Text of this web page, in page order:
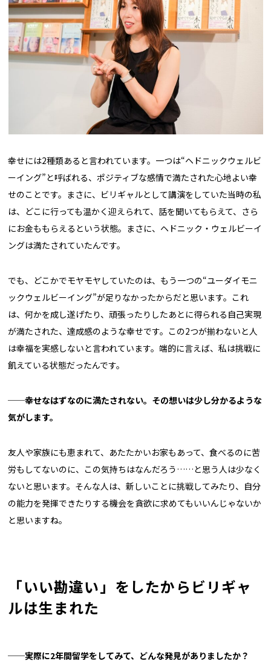
幸せには2種類あると言われています。一つは“ヘドニックウェルビ
ーイング”と呼ばれる、ポジティブな感情で満たされた心地よい幸
せのことです。まさに、ビリギャルとして講演をしていた当時の私
は、どこに行っても温かく迎えられて、話を聞いてもらえて、さら
にお金ももらえるという状態。まさに、ヘドニック・ウェルビーイ
ングは満たされていたんです。
でも、どこかでモヤモヤしていたのは、もう一つの“ユーダイモニ
ックウェルビーイング”が足りなかったからだと思います。これ
は、何かを成し遂げたり、頑張ったりしたあとに得られる自己実現
が満たされた、達成感のような幸せです。この2つが揃わないと人
は幸福を実感しないと言われています。端的に言えば、私は挑戦に
飢えている状態だったんです。
──幸せなはずなのに満たされない。その想いは少し分かるような
気がします。
友人や家族にも恵まれて、あたたかいお家もあって、食べるのに苦
労もしてないのに、この気持ちはなんだろう……と思う人は少なく
ないと思います。そんな人は、新しいことに挑戦してみたり、自分
の能力を発揮できたりする機会を貪欲に求めてもいいんじゃないか
と思いますね。
「いい勘違い」をしたからビリギャ
ルは生まれた
──実際に2年間留学をしてみて、どんな発見がありましたか？